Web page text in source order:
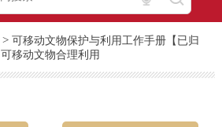
> 可移动文物保护与利用工作手册【已归
可移动文物合理利用